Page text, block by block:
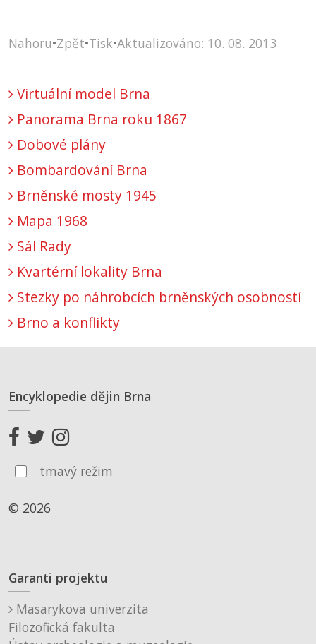
Nahoru•Zpět•Tisk•Aktualizováno: 10. 08. 2013
Virtuální model Brna
Panorama Brna roku 1867
Dobové plány
Bombardování Brna
Brněnské mosty 1945
Mapa 1968
Sál Rady
Kvartérní lokality Brna
Stezky po náhrobcích brněnských osobností
Brno a konflikty
Encyklopedie dějin Brna
tmavý režim
© 2026
Garanti projektu
Masarykova univerzita
Filozofická fakulta